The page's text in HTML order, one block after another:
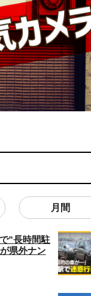
月間
“長時間駐
県外ナン